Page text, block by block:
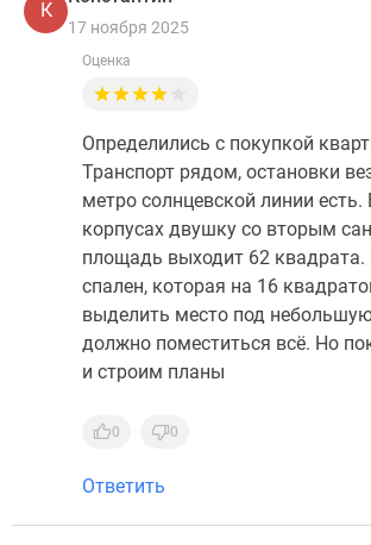
К
17 ноября 2025
Оценка
Определились с покупкой
Транспорт рядом, остановки
метро солнцевской линии
корпусах двушку со вторым
площадь выходит 62 квадрата.
спален, которая на 16
выделить место под
должно поместиться всё. Но
и строим планы
0 0
Ответить